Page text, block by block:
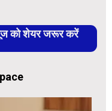
को शेयर जरूर करें